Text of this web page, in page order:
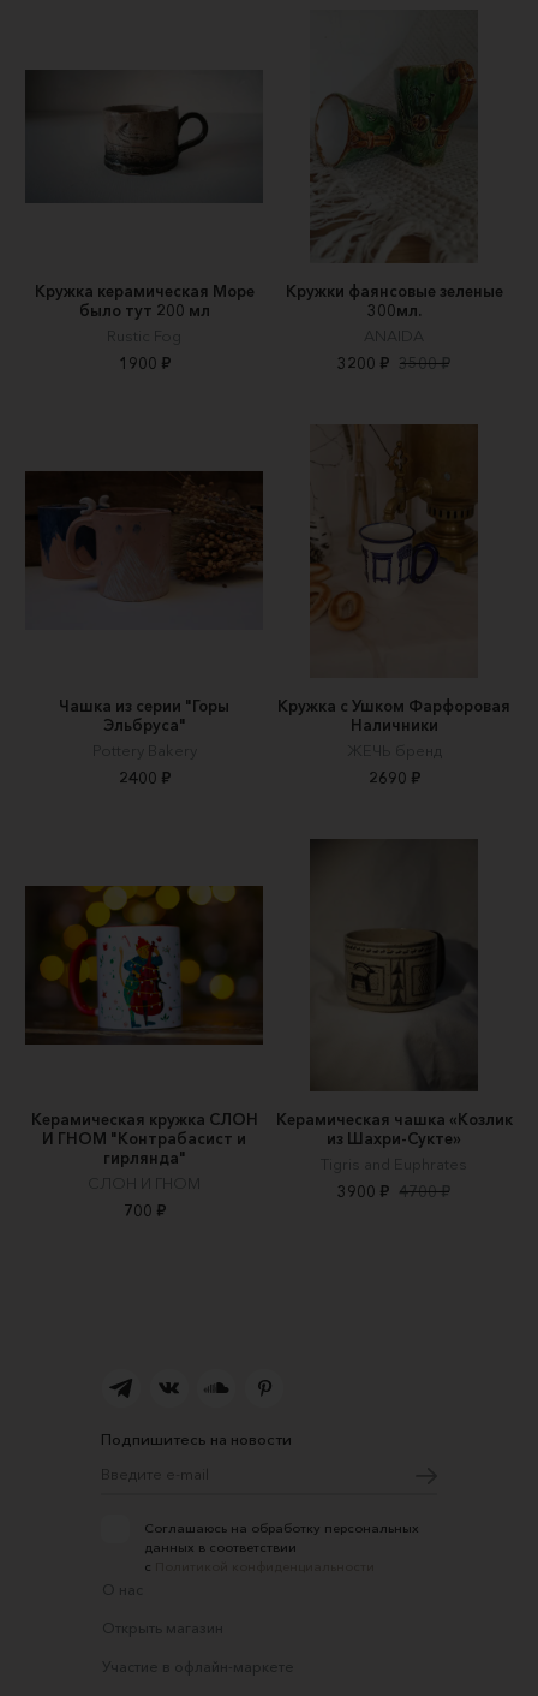
Кружка керамическая Море
было тут 200 мл
Rustic Fog
1900 ₽
Кружки фаянсовые зеленые
300мл.
АNAIDA
3200 ₽ 3500 ₽
Чашка из серии "Горы
Эльбруса"
Pottery Bakery
2400 ₽
Кружка с Ушком Фарфоровая
Наличники
ЖЕЧЬ бренд
2690 ₽
Керамическая кружка СЛОН
И ГНОМ "Контрабасист и
гирлянда"
СЛОН И ГНОМ
700 ₽
Керамическая чашка «Козлик
из Шахри-Сукте»
Tigris and Euphrates
3900 ₽ 4700 ₽
Подпишитесь на новости
Соглашаюсь на обработку персональных
данных в соответствии
с
О нас
Открыть магазин
Участие в офлайн-маркете